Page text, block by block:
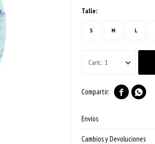
Talle:
S M L
1
 
Envíos
Cambios y Devoluciones